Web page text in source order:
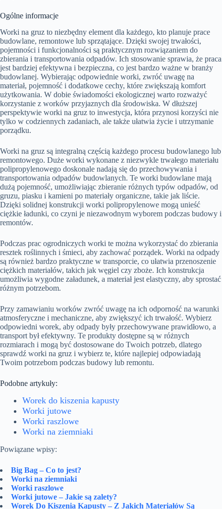
Ogólne informacje
Worki na gruz to niezbędny element dla każdego, kto planuje prace
budowlane, remontowe lub sprzątające. Dzięki swojej trwałości,
pojemności i funkcjonalności są praktycznym rozwiązaniem do
zbierania i transportowania odpadów. Ich stosowanie sprawia, że praca
jest bardziej efektywna i bezpieczna, co jest bardzo ważne w branży
budowlanej. Wybierając odpowiednie worki, zwróć uwagę na
materiał, pojemność i dodatkowe cechy, które zwiększają komfort
użytkowania. W dobie świadomości ekologicznej warto rozważyć
korzystanie z worków przyjaznych dla środowiska. W dłuższej
perspektywie worki na gruz to inwestycja, która przynosi korzyści nie
tylko w codziennych zadaniach, ale także ułatwia życie i utrzymanie
porządku.
Worki na gruz są integralną częścią każdego procesu budowlanego lub
remontowego. Duże worki wykonane z niezwykle trwałego materiału
polipropylenowego doskonale nadają się do przechowywania i
transportowania odpadów budowlanych. Te worki budowlane mają
dużą pojemność, umożliwiając zbieranie różnych typów odpadów, od
gruzu, piasku i kamieni po materiały organiczne, takie jak liście.
Dzięki solidnej konstrukcji worki polipropylenowe mogą unieść
ciężkie ładunki, co czyni je niezawodnym wyborem podczas budowy i
remontów.
Podczas prac ogrodniczych worki te można wykorzystać do zbierania
resztek roślinnych i śmieci, aby zachować porządek. Worki na odpady
są również bardzo praktyczne w transporcie, co ułatwia przenoszenie
ciężkich materiałów, takich jak węgiel czy zboże. Ich konstrukcja
umożliwia wygodne załadunek, a materiał jest elastyczny, aby sprostać
różnym potrzebom.
Przy zamawianiu worków zwróć uwagę na ich odporność na warunki
atmosferyczne i mechaniczne, aby zwiększyć ich trwałość. Wybierz
odpowiedni worek, aby odpady były przechowywane prawidłowo, a
transport był efektywny. Te produkty dostępne są w różnych
rozmiarach i mogą być dostosowane do Twoich potrzeb, dlatego
sprawdź worki na gruz i wybierz te, które najlepiej odpowiadają
Twoim potrzebom podczas budowy lub remontu.
Podobne artykuły:
Worek do kiszenia kapusty
Worki jutowe
Worki raszlowe
Worki na ziemniaki
Powiązane wpisy:
Big Bag – Co to jest?
Worki na ziemniaki
Worki raszlowe
Worki jutowe – Jakie są zalety?
Worek Do Kiszenia Kapusty – Z Jakich Materiałów Są